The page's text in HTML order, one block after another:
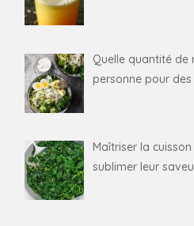
Quelle quantité de
personne pour
Maîtriser la
sublimer leur